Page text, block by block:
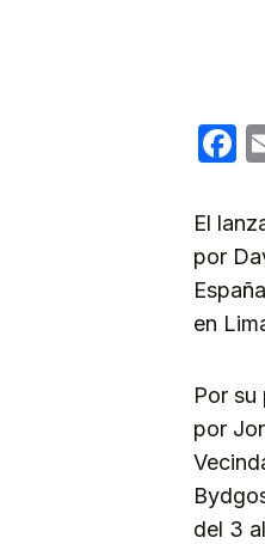
El
por
en
Por su
por
del 3